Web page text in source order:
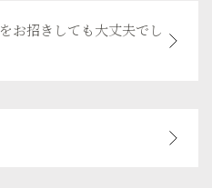
お招きしても大丈夫でし